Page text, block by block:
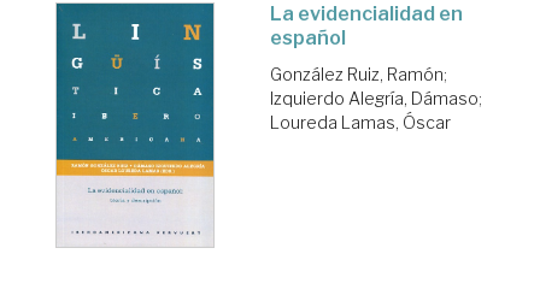
La evidencialidad en
español
González Ruiz, Ramón;
Izquierdo Alegría, Dámaso;
Loureda Lamas, Óscar